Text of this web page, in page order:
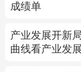
Русский
成绩单
产业发展开新局
曲线看产业发